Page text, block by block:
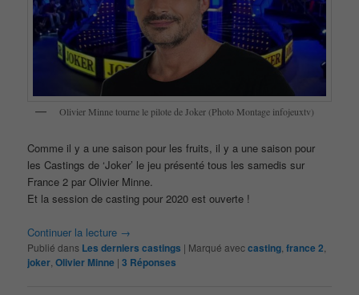
Olivier Minne tourne le pilote de Joker (Photo Montage infojeuxtv)
Comme il y a une saison pour les fruits, il y a une saison pour
les Castings de ‘Joker’ le jeu présenté tous les samedis sur
France 2 par Olivier Minne.
Et la session de casting pour 2020 est ouverte !
Continuer la lecture →
Publié dans Les derniers castings | Marqué aveccasting ,france 2
joker ,Olivier Minne |3 Réponses